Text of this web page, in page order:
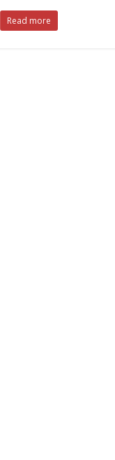
Read more